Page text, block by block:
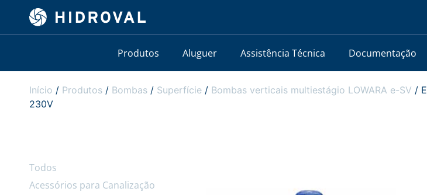
Produtos Aluguer Assistência Técnica Documentação
Início / Produtos / Bombas / Superfície / Bombas verticais multiestágio LOWARA e-SV /
230V
Todos
Acessórios para Canalização